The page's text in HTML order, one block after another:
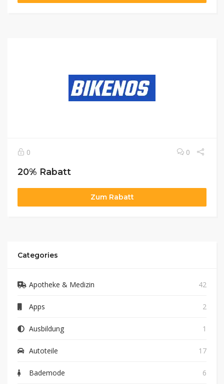
0 0
20% Rabatt
Zum Rabatt
Categories
Apotheke & Medizin 42
Apps 2
Ausbildung 1
Autoteile 17
Bademode 6